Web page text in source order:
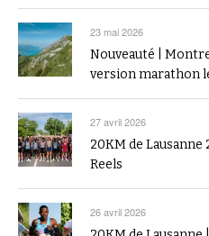
23 mai 2026
Nouveauté |
version marathon
27 avril 2026
20KM de
Reels
26 avril 2026